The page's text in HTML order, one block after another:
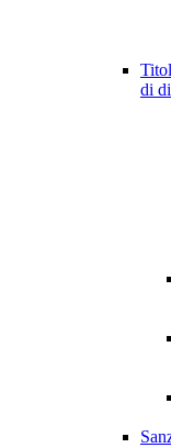
di